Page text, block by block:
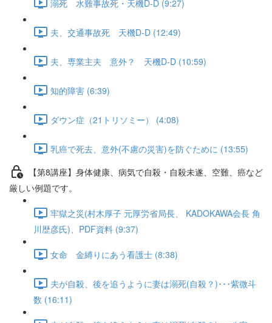
溺死 水難事故死・天機D-D (9:27)
夫、交通事故死 天機D-D (12:49)
夫、専業主夫 意外？ 天機D-D (10:59)
知的障害 (6:39)
ダウン症（21トリソミー） (4:08)
乳癌で死去、意外(不慮の災害)を防ぐために (13:55)
【第8講座】身体健康、病気で自殺・自殺未遂、空難、癌など
厳しい例題です。
牢獄之災(村木厚子 元厚労省局長、 KADOKAWA会長 角
川歴彦氏)、PDF資料 (9:37)
女命 金縛りにあう看護士 (8:38)
夫が自殺、後を追うように妻は溺死(自殺？)･･･紫微斗
数 (16:11)